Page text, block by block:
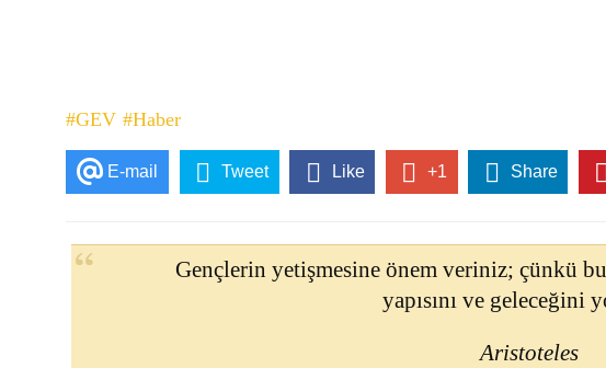
#GEV #Haber
E-mail Tweet Like +1 Share
Gençlerin yetişmesine önem veriniz; çünkü
yapısını ve geleceğini
Aristoteles